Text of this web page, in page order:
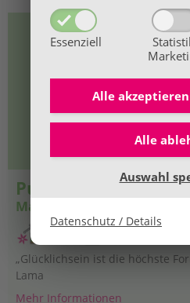
Essenziell
Alle
Alle
Auswahl
Datenschutz / Details
Purgstall an der
Manuela Enengl
„Glücklichsein ist die höchste
Lama
Mehr Informationen